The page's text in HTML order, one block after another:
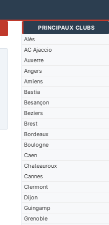
PRINCIPAUX CLUBS
Alès
AC Ajaccio
Auxerre
Angers
Amiens
Bastia
Besançon
Beziers
Brest
Bordeaux
Boulogne
Caen
Chateauroux
Cannes
Clermont
Dijon
Guingamp
Grenoble